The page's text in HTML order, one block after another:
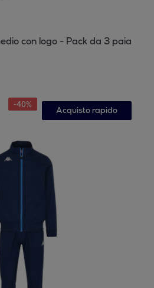
con logo - Pack da 3 paia
-40%
Acquisto rapido